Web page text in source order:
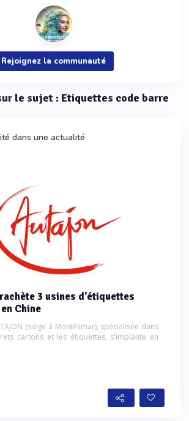
Rejoignez la communauté
le sujet : Etiquettes code barre
dans une actualité
3 usines d'étiquettes
Chine
(siège à Montélimar), spécialisée dans
cartons et les étiquettes, s'implante en